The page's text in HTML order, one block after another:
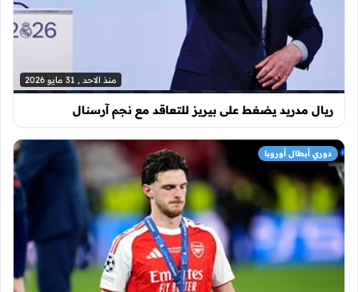
منذ الاحد , 31 مايو 2026
ريال مدريد يضغط على بيريز للتعاقد مع نجم آرسنال
دوري أبطال أوروبا